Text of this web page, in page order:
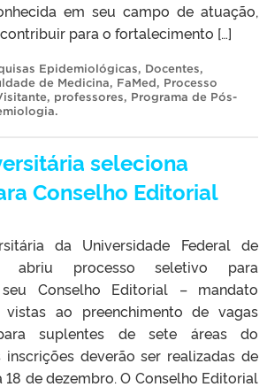
em seu campo de atuação,
para o fortalecimento […]
Epidemiológicas, Docentes,
de Medicina, FaMed, Processo
, professores, Programa de Pós-
.
seleciona
Conselho Editorial
da Universidade Federal de
abriu processo seletivo para
Conselho Editorial – mandato
ao preenchimento de vagas
suplentes de sete áreas do
inscrições deverão ser realizadas de
de dezembro. O Conselho Editorial